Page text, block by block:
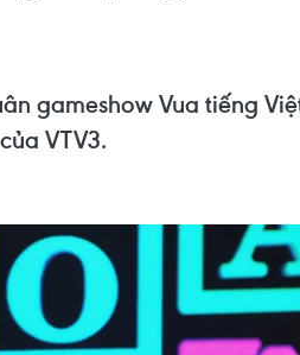
gameshow Vua tiếng
VTV3.